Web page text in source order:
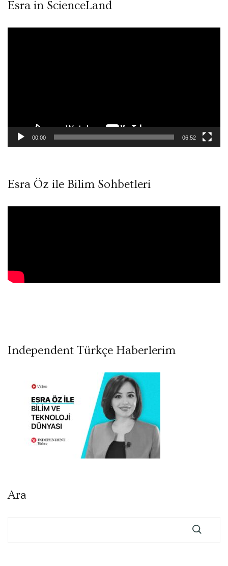
Esra in ScienceLand
00:00 06:52
Esra Öz ile Bilim Sohbetleri
Independent Türkçe Haberlerim
Ara